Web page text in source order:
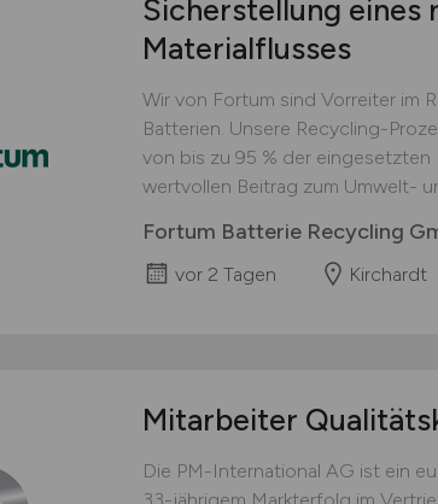
Sicherstellung eines
Materialflusses
Wir von Fortum sind Vorreiter im
Batterien. Unsere Recycling-
von bis zu 95 % der eingesetzten
wertvollen Beitrag zum Umwelt-
Fortum Batterie Recycling
vor 2 Tagen Kirchardt
Mitarbeiter
Die PM-International AG ist ein